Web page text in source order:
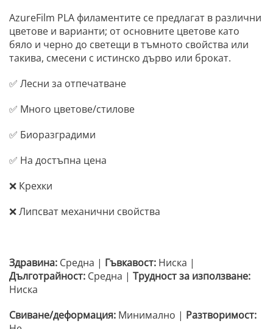
AzureFilm PLA филаментите се предлагат в различни
цветове и варианти; от основните цветове като
бяло и черно до светещи в тъмното свойства или
такива, смесени с истинско дърво или брокат.
✅ Лесни за отпечатване
✅ Много цветове/стилове
✅ Биоразградими
✅ На достъпна цена
❌ Крехки
❌ Липсват механични свойства
Здравина: Средна | Гъвкавост: Ниска |
Дълготрайност: Средна | Трудност за използване:
Ниска
Свиване/деформация: Минимално | Разтворимост: